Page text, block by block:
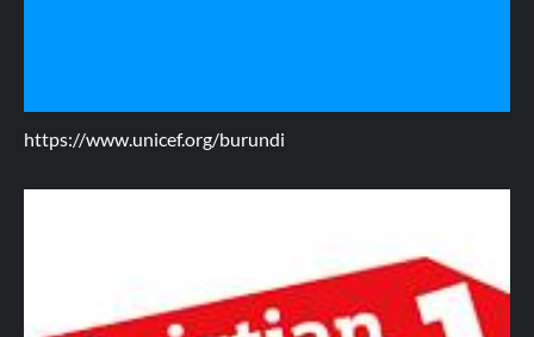
https://www.unicef.org/burundi